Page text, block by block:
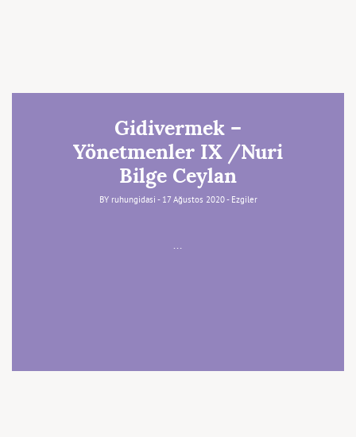
Gidivermek –
Yönetmenler IX /Nuri
Bilge Ceylan
BY ruhungidasi - 17 Ağustos 2020 - Ezgiler
…